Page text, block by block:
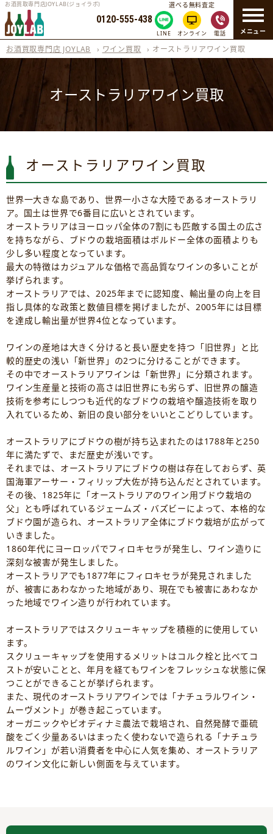
メニュー
お酒買取専門店JOYLAB(ジョイラボ)
0120-555-438
選べる無料査定
LINE オンライン 電話
お酒買取専門店 JOYLAB › ワイン買取 › オーストラリアワイン買取
オーストラリアワイン買取
オーストラリアワイン買取
世界一大きな島であり、世界一小さな大陸であるオーストラリ
ア。国土は世界で6番目に広いとされています。
オーストラリアはヨーロッパ全体の7割にも匹敵する国土の広さ
を持ちながら、ブドウの栽培面積はボルドー全体の面積よりも
少し多い程度となっています。
最大の特徴はカジュアルな価格で高品質なワインの多いことが
挙げられます。
オーストラリアでは、2025年までに認知度、輸出量の向上を目
指し具体的な政策と数値目標を掲げましたが、2005年には目標
を達成し輸出量が世界4位となっています。
ワインの産地は大きく分けると長い歴史を持つ「旧世界」と比
較的歴史の浅い「新世界」の2つに分けることができます。
その中でオーストラリアワインは「新世界」に分類されます。
ワイン生産量と技術の高さは旧世界にも劣らず、旧世界の醸造
技術を参考にしつつも近代的なブドウの栽培や醸造技術を取り
入れているため、新旧の良い部分をいいとこどりしています。
オーストラリアにブドウの樹が持ち込まれたのは1788年と250
年に満たずで、まだ歴史が浅いです。
それまでは、オーストラリアにブドウの樹は存在しておらず、英
国海軍アーサー・フィリップ大佐が持ち込んだとされています。
その後、1825年に「オーストラリアのワイン用ブドウ栽培の
父」とも呼ばれているジェームズ・バズビーによって、本格的な
ブドウ園が造られ、オーストラリア全体にブドウ栽培が広がって
いきました。
1860年代にヨーロッパでフィロキセラが発生し、ワイン造りに
深刻な被害が発生しました。
オーストラリアでも1877年にフィロキセラが発見されました
が、被害にあわなかった地域があり、現在でも被害にあわなか
った地域でワイン造りが行われています。
オーストラリアではスクリューキャップを積極的に使用してい
ます。
スクリューキャップを使用するメリットはコルク栓と比べてコ
ストが安いことと、年月を経てもワインをフレッシュな状態に保
つことができることが挙げられます。
また、現代のオーストラリアワインでは「ナチュラルワイン・
ムーヴメント」が巻き起こっています。
オーガニックやビオディナミ農法で栽培され、自然発酵で亜硫
酸をごく少量あるいはまったく使わないで造られる「ナチュラ
ルワイン」が若い消費者を中心に人気を集め、オーストラリア
のワイン文化に新しい側面を与えています。